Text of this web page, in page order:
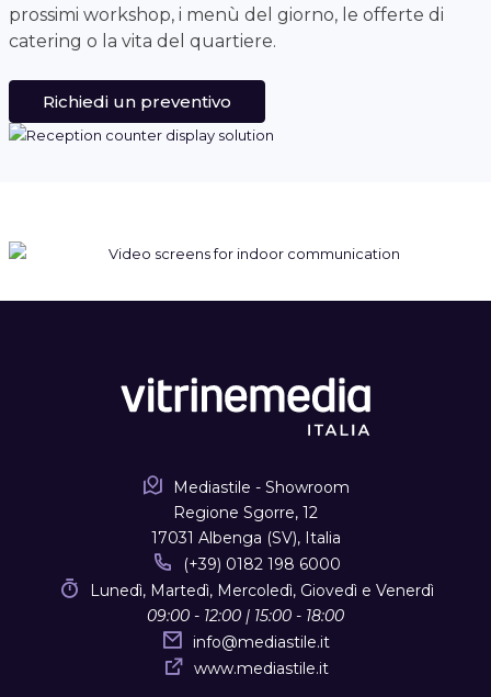
prossimi workshop, i menù del giorno, le offerte di
catering o la vita del quartiere.
Richiedi un preventivo
Mediastile - Showroom
Regione Sgorre, 12
17031 Albenga (SV), Italia
(+39) 0182 198 6000
Lunedì, Martedì, Mercoledì, Giovedì e Venerdì
09:00 - 12:00 | 15:00 - 18:00
info@mediastile.it
www.mediastile.it